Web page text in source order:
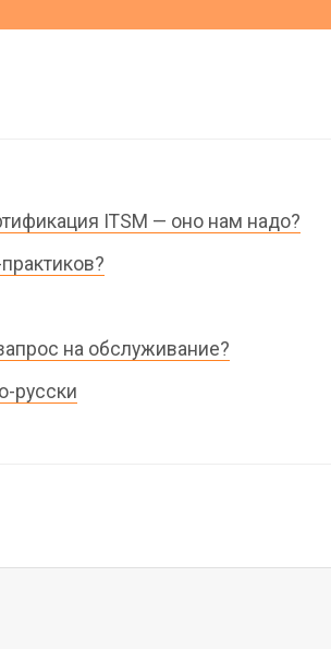
ITSM — оно нам надо?
на обслуживание?
русски